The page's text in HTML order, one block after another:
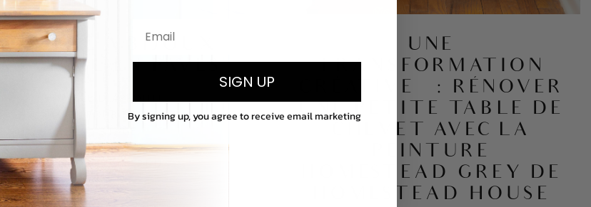
COFFRE À BIJOUX
VINTAGE EN PAVÉS
TABLE D'APPOINT
CIRES POUR MEUBLES
EN SAVOIR PLUS
UNE
TRANSFORMATION
CRÉATIVE : RÉNOVER
UNE PETITE TABLE DE
CHEVET AVEC LA
PEINTURE
HOMESTEAD GREY DE
HOMESTEAD HOUSE
SIGN UP
By signing up, you agree to receive email marketing